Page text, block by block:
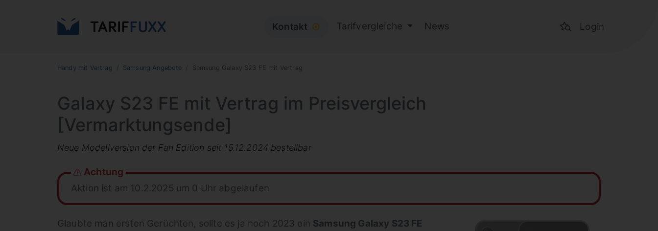
Kontakt ⦿ Tarifvergleiche News Login
Handy mit Vertrag Samsung Angebote Samsung Galaxy S23 FE mit Vertrag
Galaxy S23 FE mit Vertrag im Preisvergleich
[Vermarktungsende]
Neue Modellversion der Fan Edition seit 15.12.2024 bestellbar
Achtung
Aktion ist am 10.2.2025 um 0 Uhr abgelaufen
Glaubte man ersten Gerüchten, sollte es ja noch 2023 ein Samsung Galaxy S23 FE